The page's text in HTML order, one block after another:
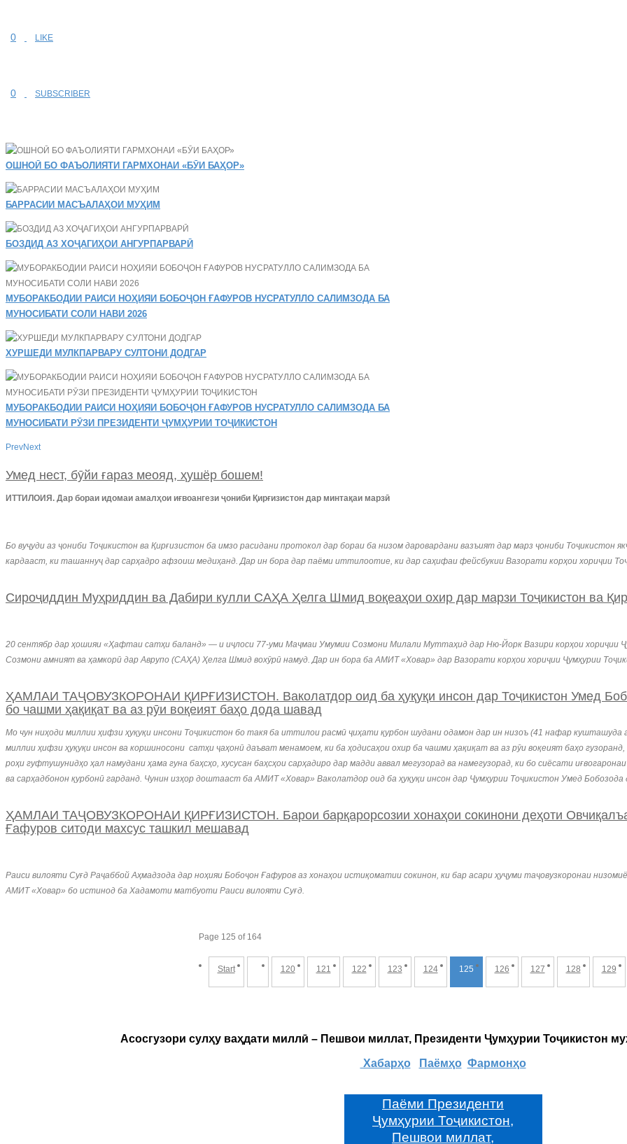
0 LIKE
0 SUBSCRIBER
ОШНОӢ БО ФАЪОЛИЯТИ ГАРМХОНАИ «БӮИ БАҲОР»
БАРРАСИИ МАСЪАЛАҲОИ МУҲИМ
БОЗДИД АЗ ХОҶАГИҲОИ АНГУРПАРВАРӢ
МУБОРАКБОДИИ РАИСИ НОҲИЯИ БОБОҶОН ҒАФУРОВ НУСРАТУЛЛО САЛИМЗОДА БА
МУНОСИБАТИ СОЛИ НАВИ 2026
ХУРШЕДИ МУЛКПАРВАРУ СУЛТОНИ ДОДГАР
МУБОРАКБОДИИ РАИСИ НОҲИЯИ БОБОҶОН ҒАФУРОВ НУСРАТУЛЛО САЛИМЗОДА БА
МУНОСИБАТИ РӮЗИ ПРЕЗИДЕНТИ ҶУМҲУРИИ ТОҶИКИСТОН
PrevNext
Умед нест, бӯйи ғараз меояд, ҳушёр бошем!
ИТТИЛОИЯ. Дар бораи идомаи амалҳои иғвоангези ҷониби Қирғизистон дар минтақаи марзӣ
Бо вуҷуди аз ҷониби Тоҷикистон ва Қирғизистон ба имзо расидани протокол дар бораи ба низом даровардани вазъият дар марз ҷониби Тоҷикистон
кардааст, ки ташаннуҷ дар сарҳадро афзоиш медиҳанд. Дар ин бора дар паёми иттилоотие, ки дар саҳифаи фейсбукии Вазорати корҳои хориҷии
Сироҷиддин Муҳриддин ва Дабири кулли САҲА Ҳелга Шмид воқеаҳои охир дар марзи Тоҷикистон ва
20 сентябр дар ҳошияи «Ҳафтаи сатҳи баланд» — и иҷлоси 77-уми Маҷмаи Умумии Созмони Милали Муттаҳид дар Ню-Йорк Вазири корҳои хориҷии
Созмони амният ва ҳамкорӣ дар Аврупо (САҲА) Ҳелга Шмид вохӯрӣ намуд. Дар ин бора ба АМИТ «Ховар» дар Вазорати корҳои хориҷии Ҷумҳурии
ҲАМЛАИ ТАҶОВУЗКОРОНАИ ҚИРҒИЗИСТОН. Ваколатдор оид ба ҳуқуқи инсон дар Тоҷикистон Умед
бо чашми ҳақиқат ва аз рӯи воқеият баҳо дода шавад
Мо чун ниҳоди миллии ҳифзи ҳуқуқи инсони Тоҷикистон бо такя ба иттилои расмӣ ҷиҳати қурбон шудани одамон дар ин низоъ (41 нафар кушташуда
миллии ҳифзи ҳуқуқи инсон ва коршиносони сатҳи ҷаҳонӣ даъват менамоем, ки ба ҳодисаҳои охир ба чашми ҳақиқат ва аз рӯи воқеият баҳо
роҳи гуфтушунидҳо ҳал намудани ҳама гуна баҳсҳо, хусусан баҳсҳои сарҳадиро дар мадди аввал мегузорад ва намегузорад, ки бо сиёсати
ва сарҳадбонон қурбонӣ гарданд. Чунин изҳор доштааст ба АМИТ «Ховар» Ваколатдор оид ба ҳуқуқи инсон дар Ҷумҳурии Тоҷикистон Умед
ҲАМЛАИ ТАҶОВУЗКОРОНАИ ҚИРҒИЗИСТОН. Барои барқарорсозии хонаҳои сокинони деҳоти
Ғафуров ситоди махсус ташкил мешавад
Раиси вилояти Суғд Раҷаббой Аҳмадзода дар ноҳияи Бобоҷон Ғафуров аз хонаҳои истиқоматии сокинон, ки бар асари ҳуҷуми таҷовузкоронаи
АМИТ «Ховар» бо истинод ба Хадамоти матбуоти Раиси вилояти Суғд.
Page 125 of 164
Start 120 121 122 123 124 125 126 127 128 129
Асосгузори сулҳу ваҳдати миллӣ – Пешвои миллат, Президенти Ҷумҳурии Тоҷикистон
Хабарҳо Паёмҳо Фармонҳо
Паёми Президенти
Ҷумҳурии Тоҷикистон,
Пешвои миллат,